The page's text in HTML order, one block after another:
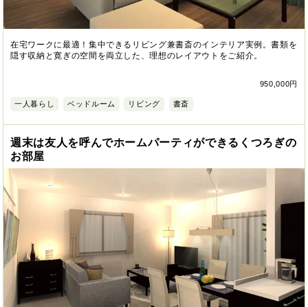
在宅ワークに最適！集中できるリビング兼書斎のインテリア実例。書類を
隠す収納と寛ぎの空間を両立した、理想のレイアウトをご紹介。
950,000円
一人暮らし ベッドルーム リビング 書斎
週末は友人を呼んでホームパーティができるくつろぎの
お部屋